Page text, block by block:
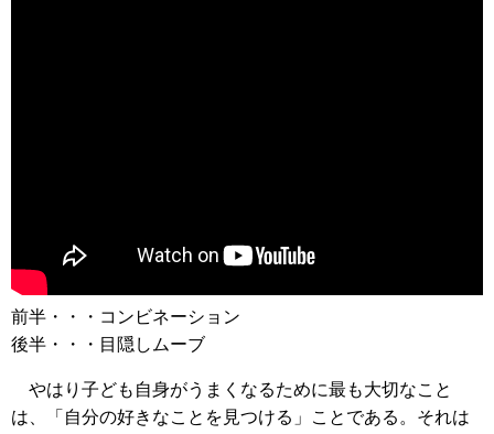
前半・・・コンビネーション
後半・・・目隠しムーブ
やはり子ども自身がうまくなるために最も大切なこと
は、「自分の好きなことを見つける」ことである。それは